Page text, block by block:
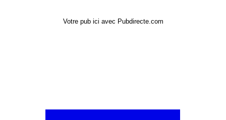
Votre pub ici avec Pubdirecte.com